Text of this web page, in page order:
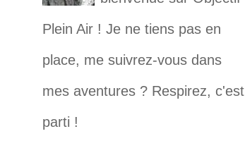
Plein Air ! Je ne tiens pas en
place, me suivrez-vous dans
mes aventures ? Respirez, c'est
parti !